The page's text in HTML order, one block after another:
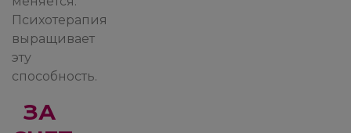
Психотерапия
выращивает
эту
способность.
ЗА